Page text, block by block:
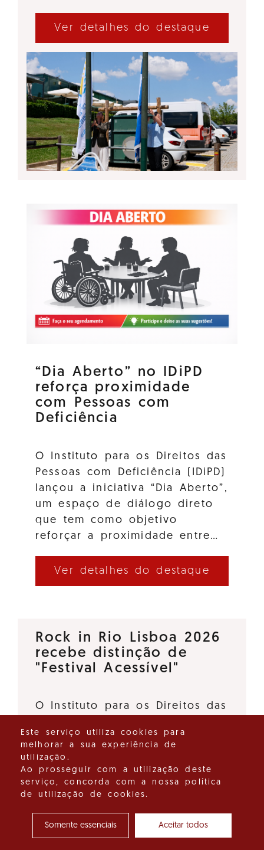
Ver detalhes do destaque
“Dia Aberto” no IDiPD
reforça proximidade
com Pessoas com
Deficiência
O Instituto para os Direitos das
Pessoas com Deficiência (IDiPD)
lançou a iniciativa “Dia Aberto”,
um espaço de diálogo direto
que tem como objetivo
reforçar a proximidade entre…
Ver detalhes do destaque
Rock in Rio Lisboa 2026
recebe distinção de
"Festival Acessível"
O Instituto para os Direitos das
o Turismo de Portugal, I.P.,
deliberaram atribuir a distinção
"Festival Acessível" ao Rock in
Rio Lisboa 2026, promovido…
Ver detalhes do destaque
Este serviço utiliza cookies para
melhorar a sua experiência de
utilização.
Ao prosseguir com a utilização deste
serviço, concorda com a nossa política
de utilização de cookies.
Somente essenciais Aceitar todos